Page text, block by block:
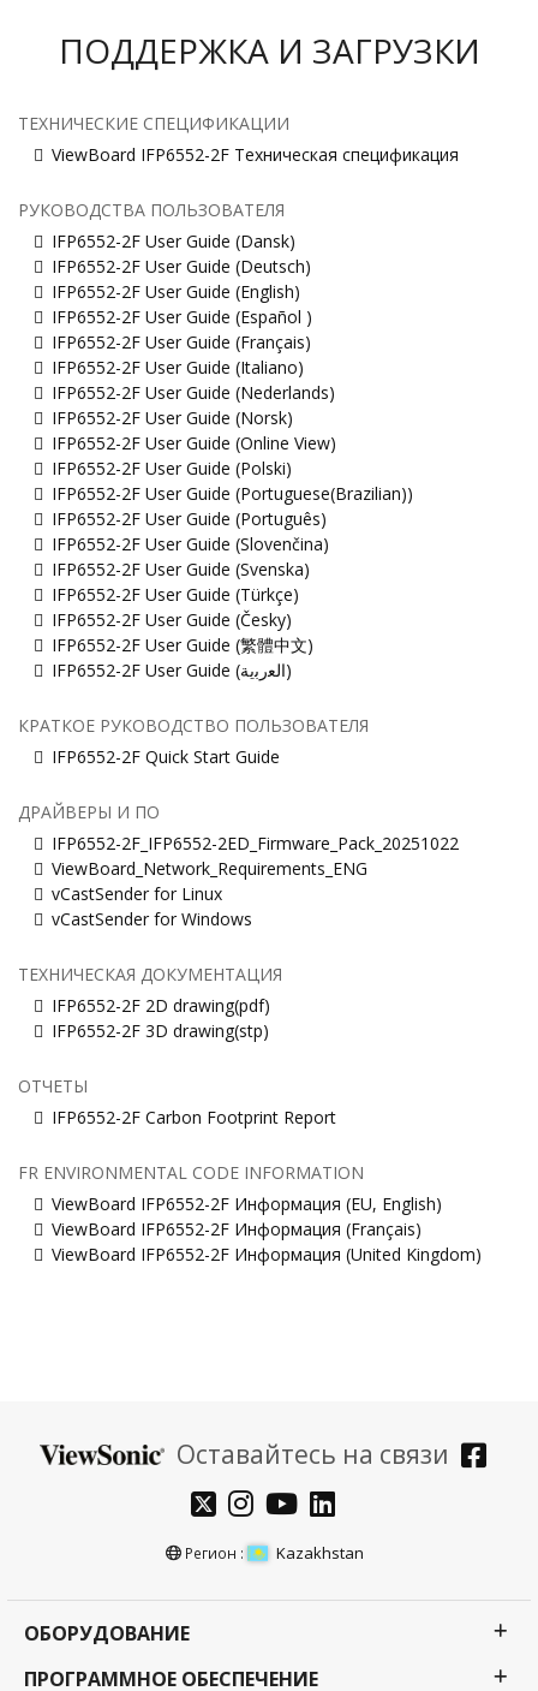
ПОДДЕРЖКА И ЗАГРУЗКИ
ТЕХНИЧЕСКИЕ СПЕЦИФИКАЦИИ
ViewBoard IFP6552-2F Техническая спецификация
РУКОВОДСТВА ПОЛЬЗОВАТЕЛЯ
IFP6552-2F User Guide (Dansk)
IFP6552-2F User Guide (Deutsch)
IFP6552-2F User Guide (English)
IFP6552-2F User Guide (Español )
IFP6552-2F User Guide (Français)
IFP6552-2F User Guide (Italiano)
IFP6552-2F User Guide (Nederlands)
IFP6552-2F User Guide (Norsk)
IFP6552-2F User Guide (Online View)
IFP6552-2F User Guide (Polski)
IFP6552-2F User Guide (Portuguese(Brazilian))
IFP6552-2F User Guide (Português)
IFP6552-2F User Guide (Slovenčina)
IFP6552-2F User Guide (Svenska)
IFP6552-2F User Guide (Türkçe)
IFP6552-2F User Guide (Česky)
IFP6552-2F User Guide (繁體中文)
IFP6552-2F User Guide (ﺍﻟﻌﺭﺑﻳﺔ)
КРАТКОЕ РУКОВОДСТВО ПОЛЬЗОВАТЕЛЯ
IFP6552-2F Quick Start Guide
ДРАЙВЕРЫ И ПО
IFP6552-2F_IFP6552-2ED_Firmware_Pack_20251022
ViewBoard_Network_Requirements_ENG
vCastSender for Linux
vCastSender for Windows
ТЕХНИЧЕСКАЯ ДОКУМЕНТАЦИЯ
IFP6552-2F 2D drawing(pdf)
IFP6552-2F 3D drawing(stp)
ОТЧЕТЫ
IFP6552-2F Carbon Footprint Report
FR ENVIRONMENTAL CODE INFORMATION
ViewBoard IFP6552-2F Информация (EU, English)
ViewBoard IFP6552-2F Информация (Français)
ViewBoard IFP6552-2F Информация (United Kingdom)
Оставайтесь на связи
Регион : Kazakhstan
ОБОРУДОВАНИЕ
ПРОГРАММНОЕ ОБЕСПЕЧЕНИЕ